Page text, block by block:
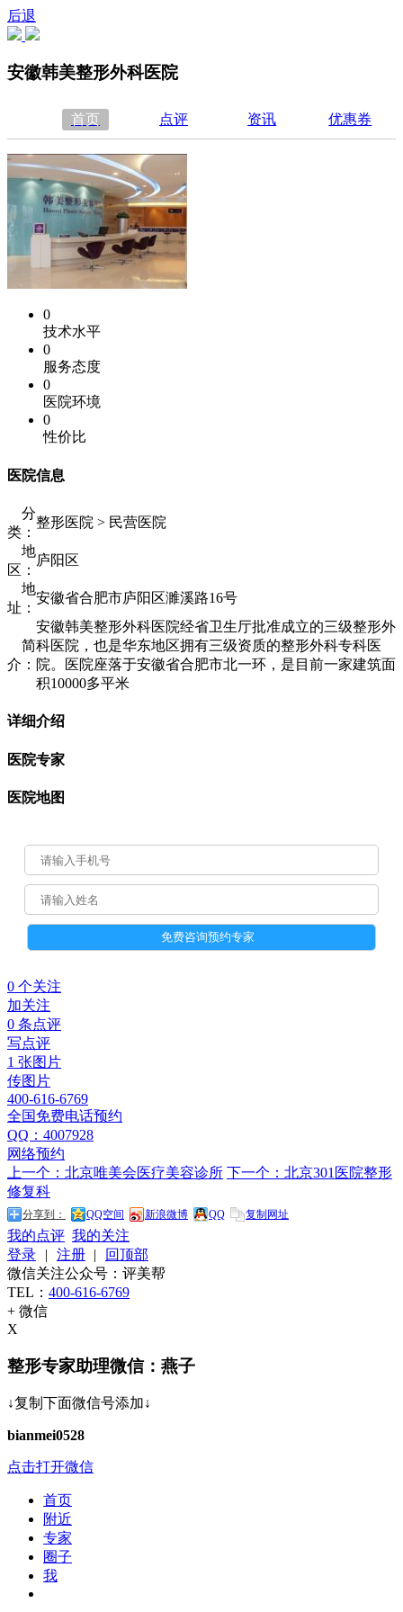
后退
安徽韩美整形外科医院
首页 点评 资讯 优惠券
0
技术水平
0
服务态度
0
医院环境
0
性价比
医院信息
分
类：
整形医院 > 民营医院
地
区：
庐阳区
地
址：
安徽省合肥市庐阳区濉溪路16号
简
介：
安徽韩美整形外科医院经省卫生厅批准成立的三级整形外
科医院，也是华东地区拥有三级资质的整形外科专科医
院。医院座落于安徽省合肥市北一环，是目前一家建筑面
积10000多平米
详细介绍
医院专家
医院地图
0 个关注
加关注
0 条点评
写点评
1 张图片
传图片
400-616-6769
全国免费电话预约
QQ：4007928
网络预约
上一个：北京唯美会医疗美容诊所 下一个：北京301医院整形
修复科
分享到： QQ空间 新浪微博 QQ 复制网址
我的点评 我的关注
登录
| 注册 |
回顶部
微信关注公众号：评美帮
TEL： 400-616-6769
+ 微信
X
整形专家助理微信：燕子
↓复制下面微信号添加↓
bianmei0528
点击打开微信
首页
附近
专家
圈子
我